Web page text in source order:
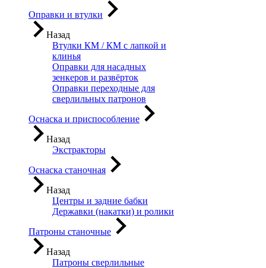
Оправки и втулки
Назад
Втулки КМ / КМ с лапкой и
клинья
Оправки для насадных
зенкеров и развёрток
Оправки переходные для
сверлильных патронов
Оснаска и приспособление
Назад
Экстракторы
Оснаска станочная
Назад
Центры и задние бабки
Державки (накатки) и ролики
Патроны станочные
Назад
Патроны сверлильные